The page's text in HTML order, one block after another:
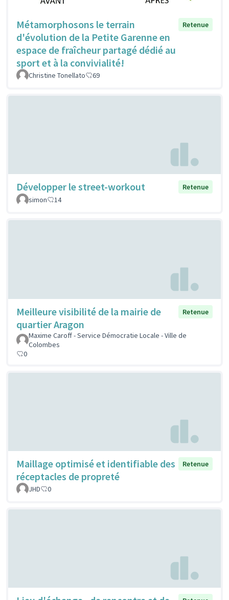
Métamorphosons le terrain
d'évolution de la Petite Garenne en
espace de fraîcheur partagé dédié au
sport et à la convivialité!
Retenue
Christine Tonellato 69
Développer le street-workout
Retenue
simon
14
Meilleure visibilité de la mairie de
quartier Aragon
Retenue
Maxime Caroff - Service Démocratie Locale - Ville de
Colombes
0
Maillage optimisé et identifiable des
réceptacles de propreté
Retenue
JHD 0